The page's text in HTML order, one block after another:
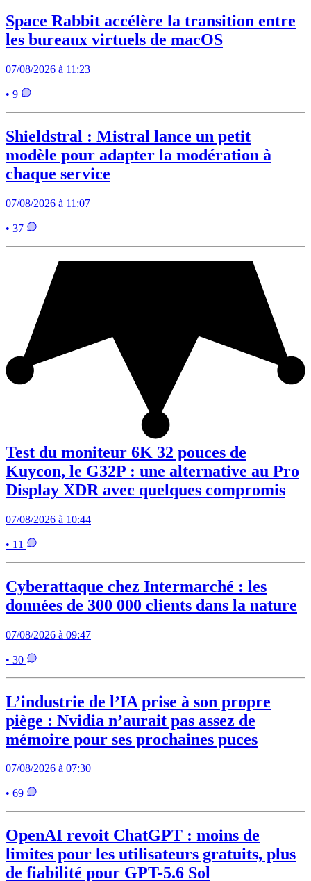
Space Rabbit accélère la transition entre
les bureaux virtuels de macOS
07/08/2026 à 11:23
• 9
Shieldstral : Mistral lance un petit
modèle pour adapter la modération à
chaque service
07/08/2026 à 11:07
• 37
Test du moniteur 6K 32 pouces de
Kuycon, le G32P : une alternative au Pro
Display XDR avec quelques compromis
07/08/2026 à 10:44
• 11
Cyberattaque chez Intermarché : les
données de 300 000 clients dans la nature
07/08/2026 à 09:47
• 30
L’industrie de l’IA prise à son propre
piège : Nvidia n’aurait pas assez de
mémoire pour ses prochaines puces
07/08/2026 à 07:30
• 69
OpenAI revoit ChatGPT : moins de
limites pour les utilisateurs gratuits, plus
de fiabilité pour GPT-5.6 Sol